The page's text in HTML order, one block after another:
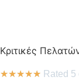
Κριτικές
★★★★★ Rated 5